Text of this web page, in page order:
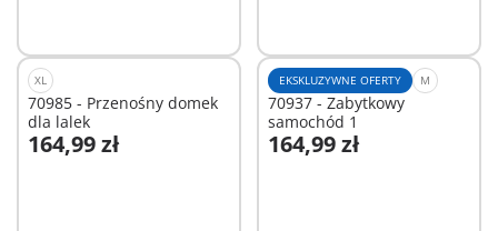
XL
70985 - Przenośny domek
dla lalek
164,99 zł
Dodaj do koszyka
EKSKLUZYWNE OFERTY M
70937 - Zabytkowy
samochód 1
164,99 zł
Dodaj do koszyka